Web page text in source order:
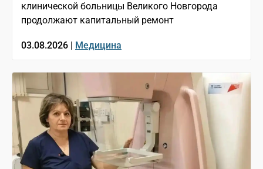
клинической больницы Великого Новгорода
продолжают капитальный ремонт
03.08.2026 | Медицина